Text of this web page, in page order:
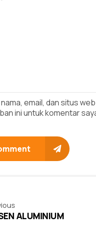
email, dan situs
ini untuk komentar
ALUMINIUM